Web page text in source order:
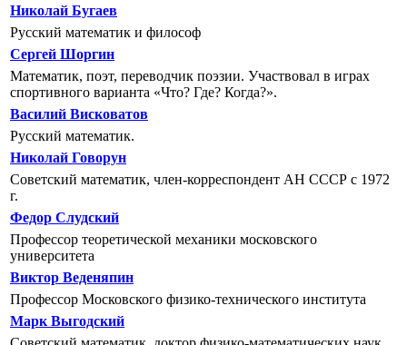
Николай Бугаев
Русский математик и философ
Сергей Шоргин
Математик, поэт, переводчик поэзии. Участвовал в играх
спортивного варианта «Что? Где? Когда?».
Василий Висковатов
Русский математик.
Николай Говорун
Советский математик, член-корреспондент АН СССР с 1972
г.
Федор Слудский
Профессор теоретической механики московского
университета
Виктор Веденяпин
Профессор Московского физико-технического института
Марк Выгодский